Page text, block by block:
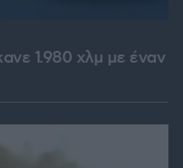
1.980 χλμ με έναν